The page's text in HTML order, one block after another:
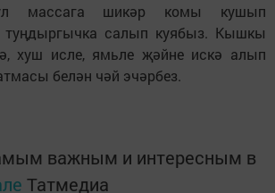
массага шикәр комы кушып
туңдыргычка салып куябыз. Кышкы
хуш исле, ямьле җәйне искә алып
белән чәй эчәрбез.
важным и интересным в
Татмедиа